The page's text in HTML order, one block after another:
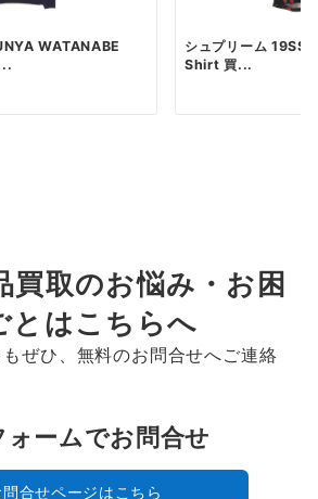
WATANABE
シュプリーム
Shirt 買...
買取のお悩み・お困
とはこちらへ
ぜひ、無料のお問合せへご連絡
ォームでお問合せ
問合せページはこちら